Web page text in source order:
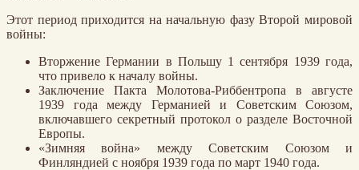
Этот период приходится на начальную фазу Второй мировой
войны:
Вторжение Германии в Польшу 1 сентября 1939 года,
что привело к началу войны.
Заключение Пакта Молотова-Риббентропа в августе
1939 года между Германией и Советским Союзом,
включавшего секретный протокол о разделе Восточной
Европы.
«Зимняя война» между Советским Союзом и
Финляндией с ноября 1939 года по март 1940 года.